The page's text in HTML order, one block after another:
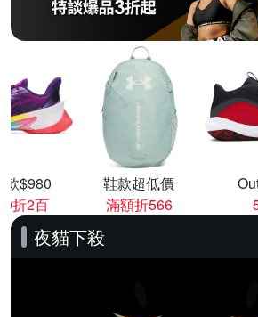
款$980
折2百
鞋款超低價
滿額折566
夜貓下殺